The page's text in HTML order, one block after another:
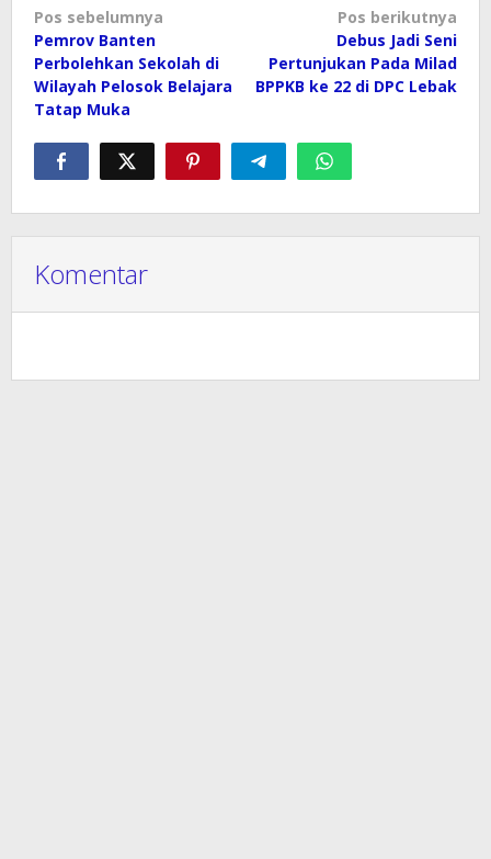
Navigasi
pos
Pos sebelumnya
Pemrov Banten
Perbolehkan Sekolah di
Wilayah Pelosok Belajara
Tatap Muka
Pos berikutnya
Debus Jadi Seni
Pertunjukan Pada Milad
BPPKB ke 22 di DPC Lebak
Komentar